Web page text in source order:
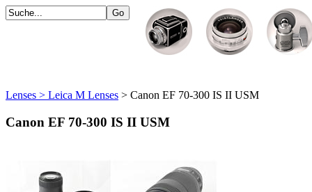
Lenses > Leica M Lenses > Canon EF 70-300 IS II USM
Canon EF 70-300 IS II USM